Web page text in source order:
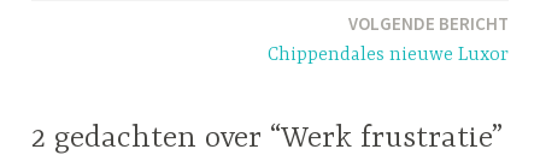
VOLGENDE BERICHT
Chippendales nieuwe Luxor
2 gedachten over “Werk frustratie”